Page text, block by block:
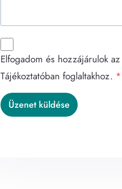
Elfogadom és hozzájárulok
Tájékoztatóban foglaltakhoz. *
Üzenet küldése